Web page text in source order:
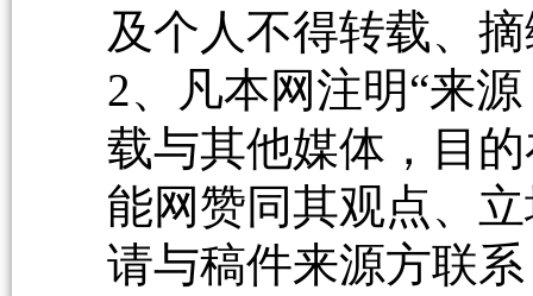
及个人不得转载、
2、凡本网注明“来
载与其他媒体，目
能网赞同其观点、
请与稿件来源方联